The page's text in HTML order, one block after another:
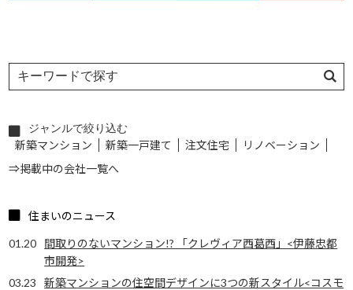
ジャンルで絞り込む
新築マンション 新築一戸建て 注文住宅
リノベーション
⇒掲載中の会社一覧へ
住まいのニュース
01.20
間取りのないマンション!? 「クレヴィア西葛西」<伊藤忠都
市開発>
03.23
新築マンションの住空間デザインに3つの新スタイル<コスモ